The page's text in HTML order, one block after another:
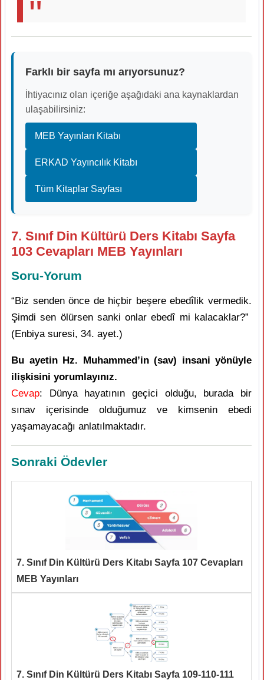
Farklı bir sayfa mı arıyorsunuz?
İhtiyacınız olan içeriğe aşağıdaki ana kaynaklardan
ulaşabilirsiniz:
MEB Yayınları Kitabı
ERKAD Yayıncılık Kitabı
Tüm Kitaplar Sayfası
7. Sınıf Din Kültürü Ders Kitabı Sayfa
103 Cevapları MEB Yayınları
Soru-Yorum
“Biz senden önce de hiçbir beşere ebedîlik vermedik.
Şimdi sen ölürsen sanki onlar ebedî mi kalacaklar?”
(Enbiya suresi, 34. ayet.)
Bu ayetin Hz. Muhammed’in (sav) insani yönüyle
ilişkisini yorumlayınız.
Cevap: Dünya hayatının geçici olduğu, burada bir
sınav içerisinde olduğumuz ve kimsenin ebedi
yaşamayacağı anlatılmaktadır.
Sonraki Ödevler
7. Sınıf Din Kültürü Ders Kitabı Sayfa 107 Cevapları
MEB Yayınları
7. Sınıf Din Kültürü Ders Kitabı Sayfa 109-110-111